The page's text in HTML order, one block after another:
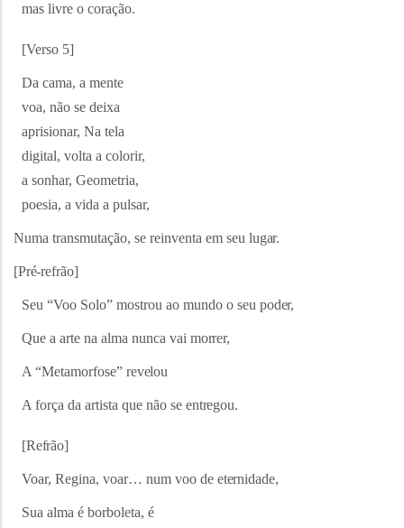
mas livre o coração.
[Verso 5]
Da cama, a mente
voa, não se deixa
aprisionar, Na tela
digital, volta a colorir,
a sonhar, Geometria,
poesia, a vida a pulsar,
Numa transmutação, se reinventa em seu lugar.
[Pré-refrão]
Seu “Voo Solo” mostrou ao mundo o seu poder,
Que a arte na alma nunca vai morrer,
A “Metamorfose” revelou
A força da artista que não se entregou.
[Refrão]
Voar, Regina, voar… num voo de eternidade,
Sua alma é borboleta, é